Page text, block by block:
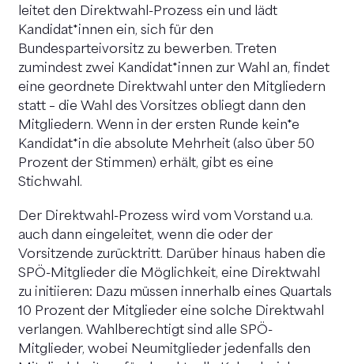
leitet den Direktwahl-Prozess ein und lädt
Kandidat*innen ein, sich für den
Bundesparteivorsitz zu bewerben. Treten
zumindest zwei Kandidat*innen zur Wahl an, findet
eine geordnete Direktwahl unter den Mitgliedern
statt – die Wahl des Vorsitzes obliegt dann den
Mitgliedern. Wenn in der ersten Runde kein*e
Kandidat*in die absolute Mehrheit (also über 50
Prozent der Stimmen) erhält, gibt es eine
Stichwahl.
Der Direktwahl-Prozess wird vom Vorstand u.a.
auch dann eingeleitet, wenn die oder der
Vorsitzende zurücktritt. Darüber hinaus haben die
SPÖ-Mitglieder die Möglichkeit, eine Direktwahl
zu initiieren: Dazu müssen innerhalb eines Quartals
10 Prozent der Mitglieder eine solche Direktwahl
verlangen. Wahlberechtigt sind alle SPÖ-
Mitglieder, wobei Neumitglieder jedenfalls den